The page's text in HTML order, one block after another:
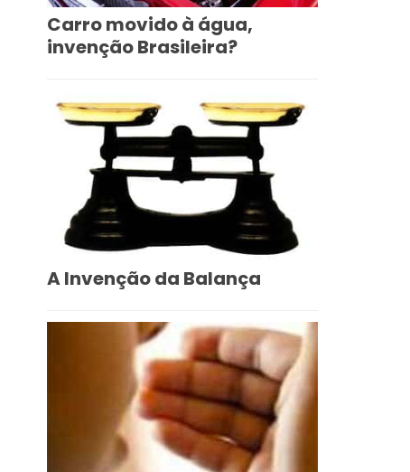
Carro movido à água,
invenção Brasileira?
A Invenção da Balança